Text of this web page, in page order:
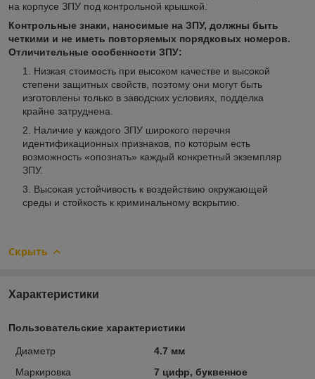
на корпусе ЗПУ под контрольной крышкой.
Контрольные знаки, наносимые на ЗПУ, должны быть
четкими и не иметь повторяемых порядковых номеров.
Отличительные особенности ЗПУ:
Низкая стоимость при высоком качестве и высокой
степени защитных свойств, поэтому они могут быть
изготовлены только в заводских условиях, подделка
крайне затруднена.
Наличие у каждого ЗПУ широкого перечня
идентификационных признаков, по которым есть
возможность «опознать» каждый конкретный экземпляр
ЗПУ.
Высокая устойчивость к воздействию окружающей
среды и стойкость к криминальному вскрытию.
Скрыть
Характеристики
Пользовательские характеристики
Диаметр
4.7 мм
Маркировка
7 цифр, буквенное